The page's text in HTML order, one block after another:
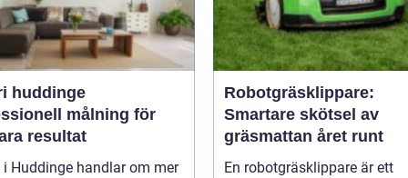
huddinge
målning för
resultat
Huddinge handlar om mer
Robotgräsklippare:
Smartare skötsel av
gräsmattan året runt
En robotgräsklippare är ett